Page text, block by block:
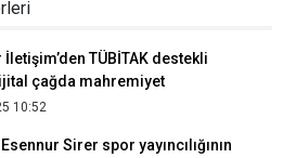
TÜBİTAK destekli
çağda mahremiyet
10:52
Sirer spor yayıncılığının